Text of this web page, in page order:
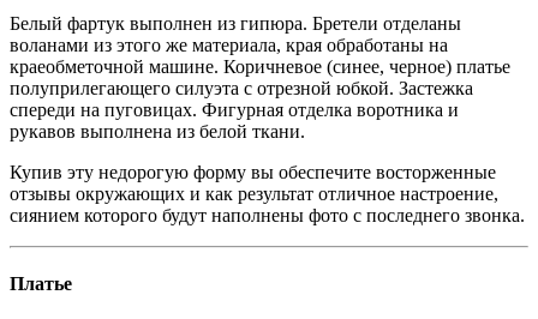
Белый фартук выполнен из гипюра. Бретели отделаны
воланами из этого же материала, края обработаны на
краеобметочной машине. Коричневое (синее, черное) платье
полуприлегающего силуэта с отрезной юбкой. Застежка
спереди на пуговицах. Фигурная отделка воротника и
рукавов выполнена из белой ткани.
Купив эту недорогую форму вы обеспечите восторженные
отзывы окружающих и как результат отличное настроение,
сиянием которого будут наполнены фото с последнего звонка.
Платье